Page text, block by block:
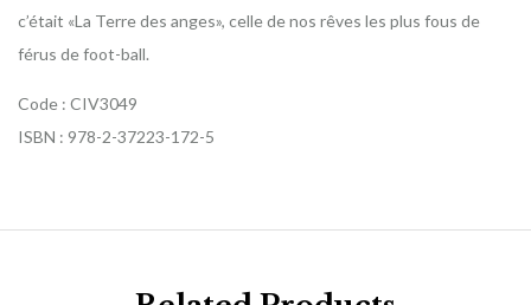
c’était «La Terre des anges», celle de nos rêves les plus fous de
férus de foot-ball.
Code : CIV3049
ISBN : 978-2-37223-172-5